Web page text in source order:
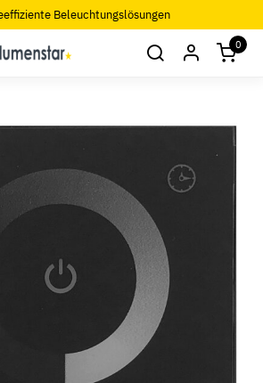
Beleuchtungslösungen
0